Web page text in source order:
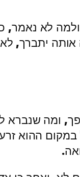
לא נאמר,
יתברך,
ומה שנברא
ההוא